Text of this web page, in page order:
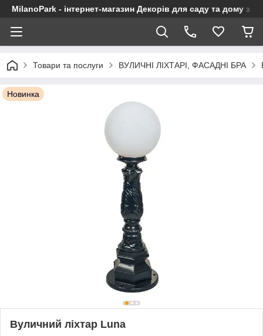
MilanoPark - інтернет-магазин Декорів для саду та дому з
Товари та послуги ВУЛИЧНІ ЛІХТАРІ, ФАСАДНІ БРА
Новинка
Вуличний ліхтар Luna